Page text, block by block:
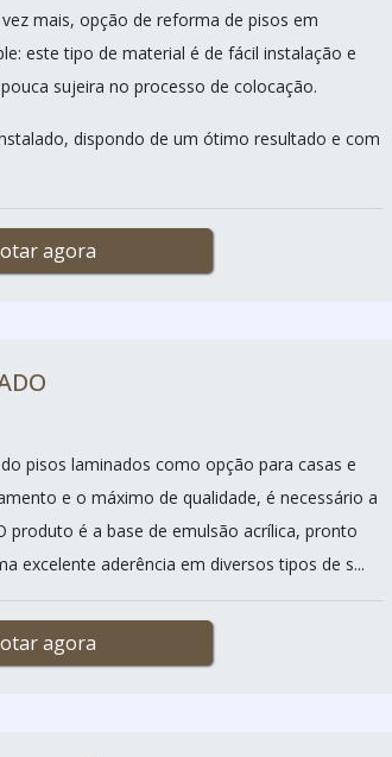
mais, opção de reforma de pisos em
este tipo de material é de fácil instalação e
sujeira no processo de colocação.
dispondo de um ótimo resultado e com
agora
pisos laminados como opção para casas e
e o máximo de qualidade, é necessário a
produto é a base de emulsão acrílica, pronto
excelente aderência em diversos tipos de s...
agora